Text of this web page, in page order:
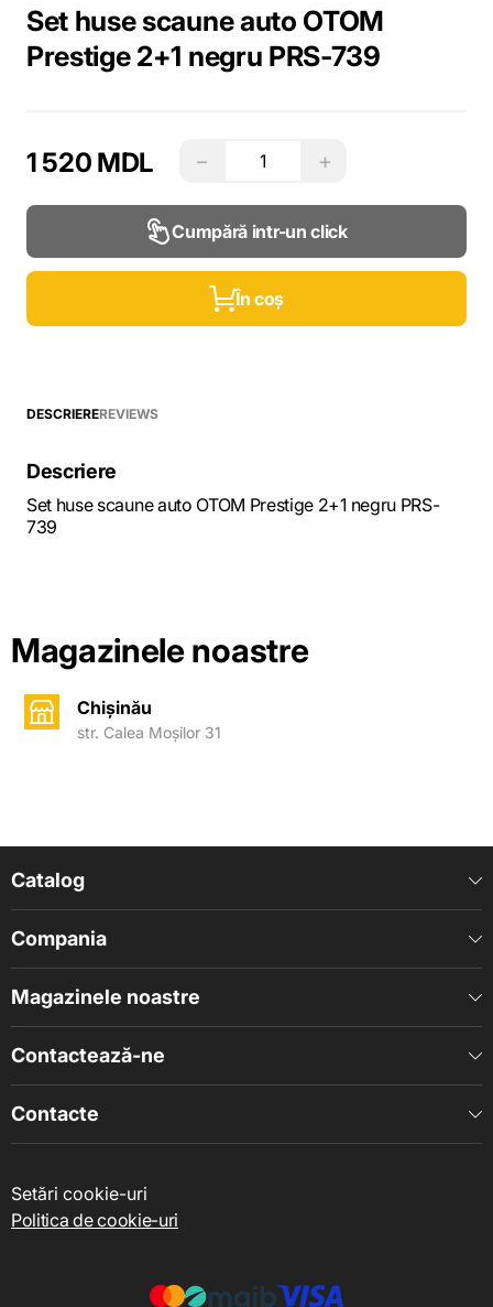
Set huse scaune auto OTOM
Prestige 2+1 negru PRS-739
1 520 MDL − +
Cumpără intr-un click
În coș
DESCRIEREREVIEWS
Descriere
Set huse scaune auto OTOM Prestige 2+1 negru PRS-
739
Magazinele noastre
Chișinău
str. Calea Moșilor 31
Catalog
Compania
Magazinele noastre
Contactează-ne
Contacte
Setări cookie-uri
Politica de cookie-uri